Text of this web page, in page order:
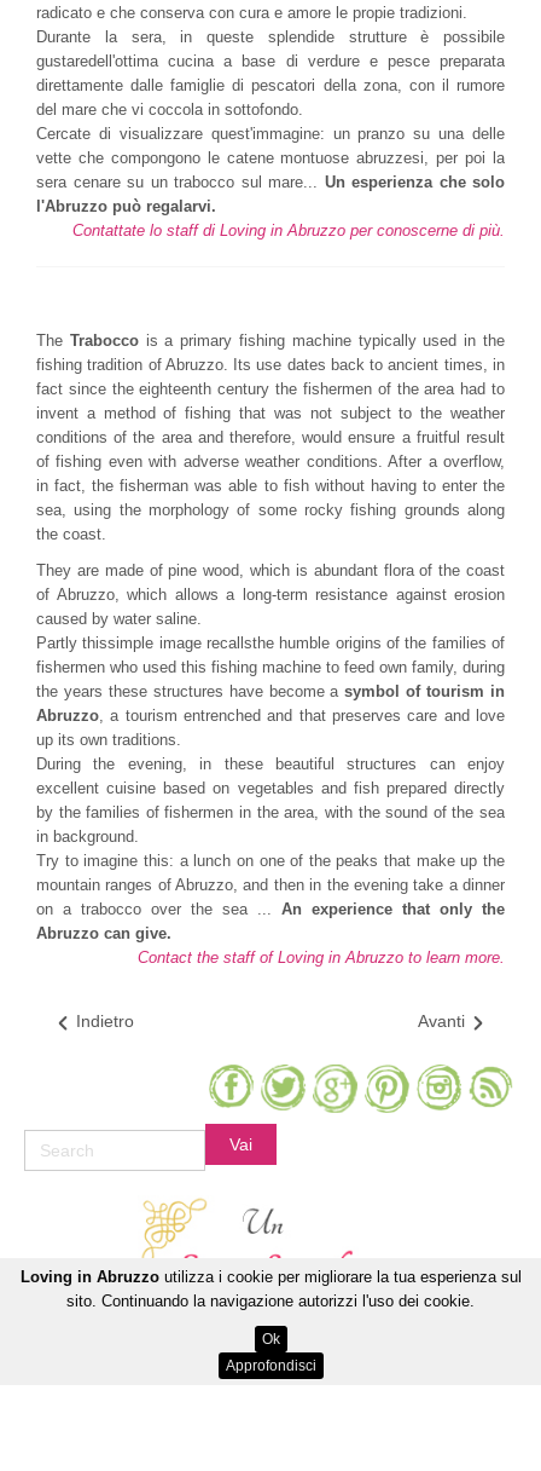
radicato e che conserva con cura e amore le propie tradizioni.
Durante la sera, in queste splendide strutture è possibile
gustaredell'ottimacucina a base di verdure e pesce preparata
direttamente dalle famiglie di pescatori della zona, con il rumore
del mare che vi coccolain sottofondo.
Cercate di visualizzare quest'immagine: un pranzo su una delle
vette che compongono le catene montuose abruzzesi, per poi la
sera cenare su un trabocco sul mare... Un esperienza che solo
l'Abruzzo può regalarvi.
Contattate lo staff di Loving in Abruzzo per conoscerne di più.
The Traboccois a primary fishing machine typically used in the
fishing tradition of Abruzzo. Its use dates back to ancient times, in
fact since the eighteenth century the fishermen of the area had to
invent a method of fishing that was not subject to the weather
conditions of the area and therefore, would ensure a fruitful result
of fishing even with adverse weather conditions. After a overflow,
in fact, the fisherman was able to fish without having to enter the
sea, using the morphology of some rocky fishing grounds along
the coast.
They are made of pine wood, which is abundant flora of the coast
of Abruzzo, which allows a long-term resistance against erosion
caused by water saline.
Partly thissimple image recallsthe humble origins of the families of
fishermen who used this fishing machine to feed own family, during
the years these structures have become asymbol of tourism in
Abruzzo, a tourism entrenched and that preserves care and love
up its own traditions.
During the evening, in these beautiful structures can enjoy
excellent cuisine based on vegetables and fish prepared directly
by the families of fishermen in the area, with the sound of the sea
in background.
Try to imagine this: a lunch on one of the peaks that make up the
mountain ranges of Abruzzo, and then in the evening take a dinner
on a trabocco over the sea ... An experience that only the
Abruzzo can give.
Contact the staff of Loving in Abruzzo to learn more.
Indietro Avanti
Loving in Abruzzoutilizza i cookie per migliorare la tua esperienza sul
sito. Continuando la navigazione autorizzi l'uso dei cookie.
Ok
Approfondisci